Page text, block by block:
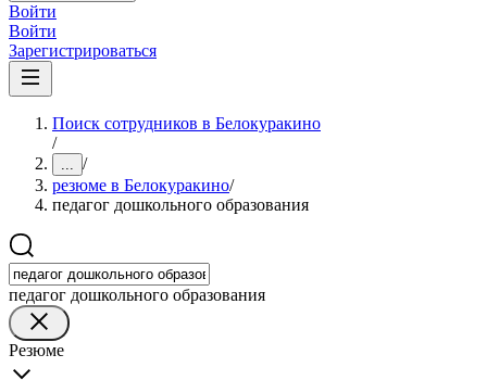
Войти
Войти
Зарегистрироваться
Поиск сотрудников в Белокуракино
/
... /
резюме в Белокуракино/
педагог дошкольного образования
педагог дошкольного образования
Резюме